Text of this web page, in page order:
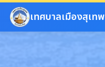
ข้ามไปยังเนื้อหาหลัก
เทศบาลเมืองสุเทพ